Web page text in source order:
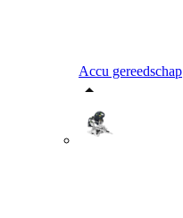
Accu gereedschap